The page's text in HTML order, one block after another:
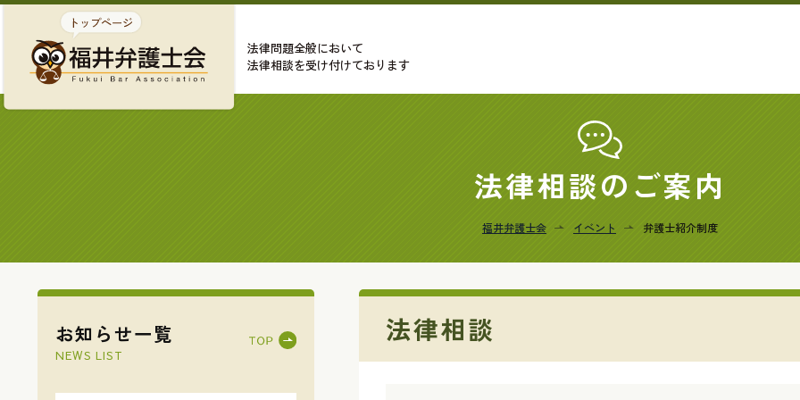
法律問題全般において
法律相談を受け付けております
法律相談のご案内
福井弁護士会 イベント 弁護士紹介制度
お知らせ一覧
NEWS LIST
法律相談